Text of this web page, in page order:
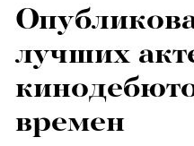
лучших
времен